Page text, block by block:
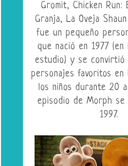
Gromit, Chicken Run:
Granja, La Oveja
fue un pequeño
que nació en 1977 (en
estudio) y se convirtió
personajes favoritos en
los niños durante 20
episodio de Morph se
1997.